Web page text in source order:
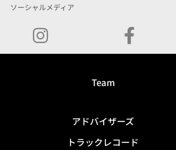
ソーシャルメディア
Team
アドバイザーズ
トラックレコード